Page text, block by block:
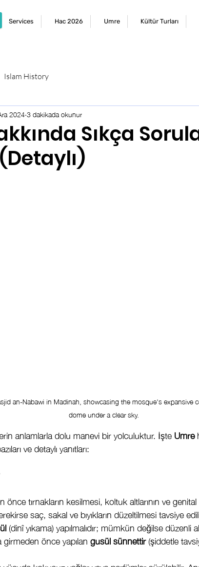
Services Hac 2026 Umre Kültür Turları
Islam History
Sıkça
20243 dakikada okunur
an-Nabawi in Madinah, showcasing the mosque's expansive
dome under a clear sky.
anlamlarla dolu manevi bir yolculuktur. İşte Umre
ve detaylı yanıtları:
tırnakların kesilmesi, koltuk altlarının ve
saç, sakal ve bıyıkların düzeltilmesi tavsiye
(dinî yıkama) yapılmalıdır; mümkün değilse düzenli
önce yapılan gusülsünnettir (şiddetle